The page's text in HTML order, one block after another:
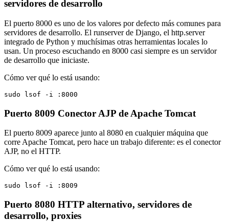
servidores de desarrollo
El puerto 8000 es uno de los valores por defecto más comunes para
servidores de desarrollo. El runserver de Django, el http.server
integrado de Python y muchísimas otras herramientas locales lo
usan. Un proceso escuchando en 8000 casi siempre es un servidor
de desarrollo que iniciaste.
Cómo ver qué lo está usando:
sudo lsof -i :8000
Puerto 8009 Conector AJP de Apache Tomcat
El puerto 8009 aparece junto al 8080 en cualquier máquina que
corre Apache Tomcat, pero hace un trabajo diferente: es el conector
AJP, no el HTTP.
Cómo ver qué lo está usando:
sudo lsof -i :8009
Puerto 8080 HTTP alternativo, servidores de
desarrollo, proxies